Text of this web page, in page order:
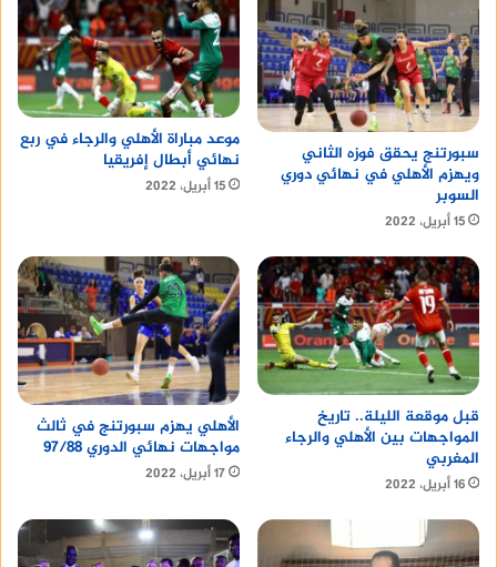
سبورتنج يحقق فوزه الثاني
ويهزم الأهلي في نهائي دوري
السوبر
15 أبريل، 2022
موعد مباراة الأهلي والرجاء في ربع
نهائي أبطال إفريقيا
15 أبريل، 2022
قبل موقعة الليلة.. تاريخ
المواجهات بين الأهلي والرجاء
المغربي
16 أبريل، 2022
الأهلي يهزم سبورتنج في ثالث
مواجهات نهائي الدوري 97/88
17 أبريل، 2022